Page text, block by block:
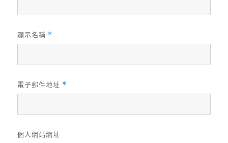
顯示名稱 *
電子郵件地址 *
個人網站網址